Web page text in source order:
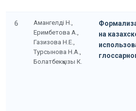
6
Амангелді Н.,
Еримбетова А.,
Газизова Н.Е.,
Турсынова Н.А.,
Болатбекқызы К.
на